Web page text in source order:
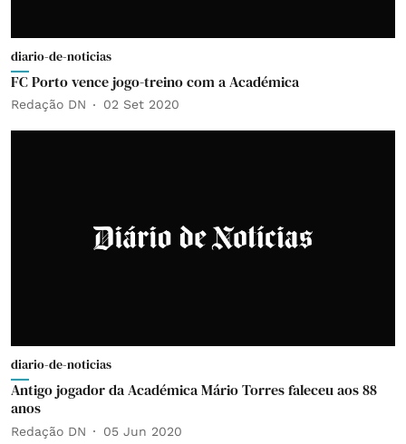
diario-de-noticias
FC Porto vence jogo-treino com a Académica
Redação DN 02 Set 2020
diario-de-noticias
Antigo jogador da Académica Mário Torres faleceu aos 88
anos
Redação DN 05 Jun 2020